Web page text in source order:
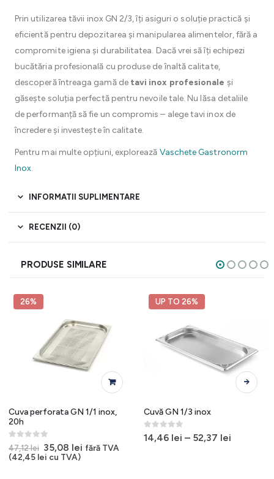
Prin utilizarea tăvii inox GN 2/3, îți asiguri o soluție practică și
eficientă pentru depozitarea și manipularea alimentelor, fără a
compromite igiena și durabilitatea. Dacă vrei să îți echipezi
bucătăria profesională cu produse de înaltă calitate,
descoperă întreaga gamă de tavi inox profesionale și
găsește soluția perfectă pentru nevoile tale. Nu lăsa detaliile
de performanță să fie un compromis – alege tavi inox de
încredere și investește în calitate.
Pentru mai multe opțiuni, explorează Vaschete Gastronorm
Inox.
INFORMATII SUPLIMENTARE
RECENZII (0)
PRODUSE SIMILARE
26%
Cuva perforata GN 1/1 inox,
20h
0 out of 5
47,12lei Prețul
inițial
35,08 leiPrețul
fără TVA
(42,45 lei cu TVA)
UP TO 26%
Acest produs are mai multe variații. Opțiunile pot fi alese în pagina produsului.
Cuvă GN 1/3 inox
0 out of 5
14,46 lei – 52,37 lei